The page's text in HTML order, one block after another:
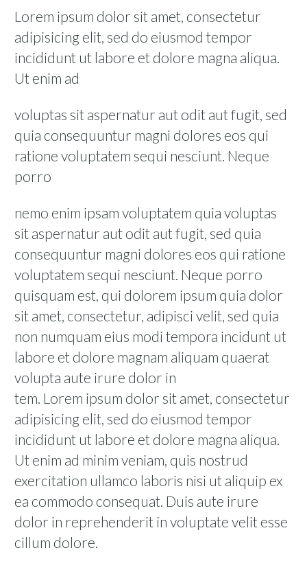
Lorem ipsum dolor sit amet, consectetur
adipisicing elit, sed do eiusmod tempor
incididunt ut labore et dolore magna aliqua.
Ut enim ad
voluptas sit aspernatur aut odit aut fugit, sed
quia consequuntur magni dolores eos qui
ratione voluptatem sequi nesciunt. Neque
porro
nemo enim ipsam voluptatem quia voluptas
sit aspernatur aut odit aut fugit, sed quia
consequuntur magni dolores eos qui ratione
voluptatem sequi nesciunt. Neque porro
quisquam est, qui dolorem ipsum quia dolor
sit amet, consectetur, adipisci velit, sed quia
non numquam eius modi tempora incidunt ut
labore et dolore magnam aliquam quaerat
volupta aute irure dolor in
tem. Lorem ipsum dolor sit amet, consectetur
adipisicing elit, sed do eiusmod tempor
incididunt ut labore et dolore magna aliqua.
Ut enim ad minim veniam, quis nostrud
exercitation ullamco laboris nisi ut aliquip ex
ea commodo consequat. Duis aute irure
dolor in reprehenderit in voluptate velit esse
cillum dolore.